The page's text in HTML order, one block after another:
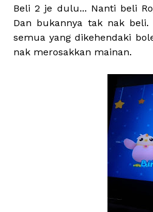
Beli 2 je dulu... Nanti beli
Dan bukannya tak nak
semua yang dikehendaki
nak merosakkan mainan.